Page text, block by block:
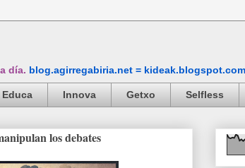
día. blog.agirregabiria.net = kideak.blogspot.com
Educa Innova Getxo Selfless
los debates